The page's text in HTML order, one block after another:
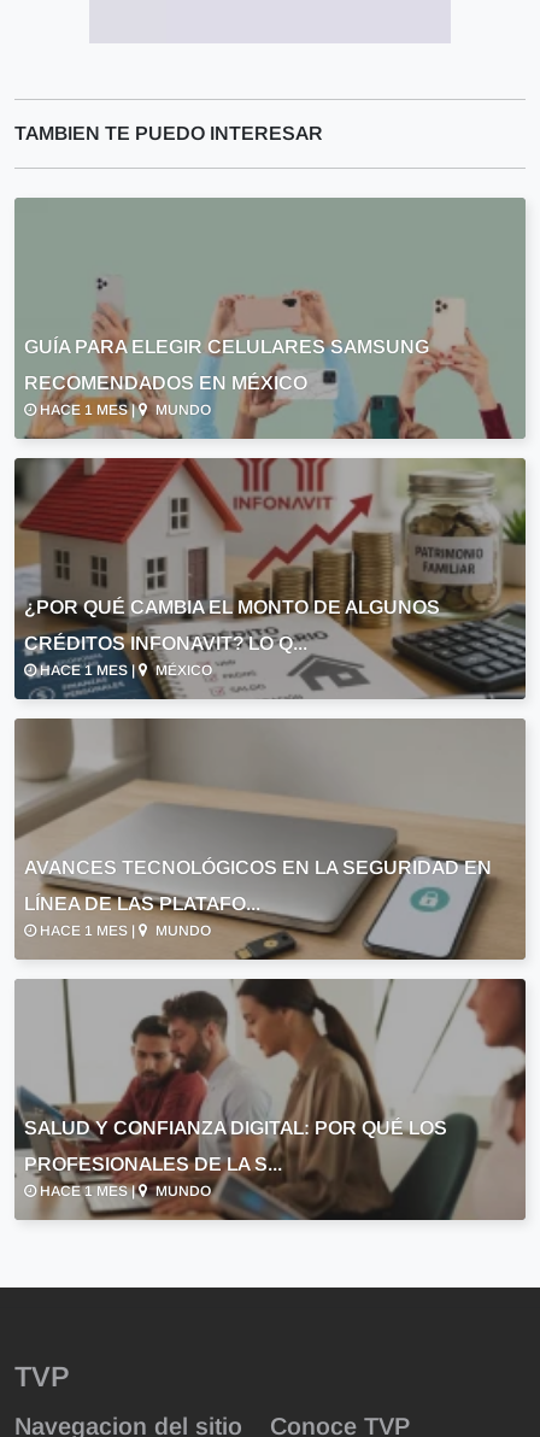
TAMBIEN TE PUEDO INTERESAR
GUÍA PARA ELEGIR CELULARES SAMSUNG
RECOMENDADOS EN MÉXICO
HACE 1 MES | MUNDO
¿POR QUÉ CAMBIA EL MONTO DE ALGUNOS
CRÉDITOS INFONAVIT? LO Q...
HACE 1 MES | MÉXICO
AVANCES TECNOLÓGICOS EN LA SEGURIDAD EN
LÍNEA DE LAS PLATAFO...
HACE 1 MES | MUNDO
SALUD Y CONFIANZA DIGITAL: POR QUÉ LOS
PROFESIONALES DE LA S...
HACE 1 MES | MUNDO
TVP
Navegacion del sitio Conoce TVP